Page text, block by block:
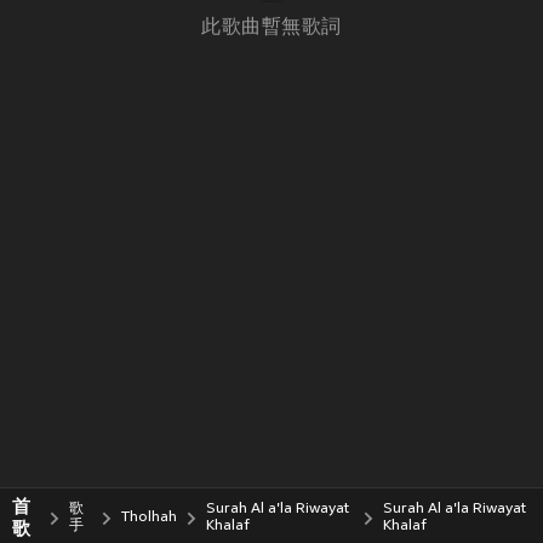
此歌曲暫無歌詞
首
歌
歌
手
Tholhah
Surah Al a'la Riwayat
Khalaf
Surah Al a'la Riwayat
Khalaf